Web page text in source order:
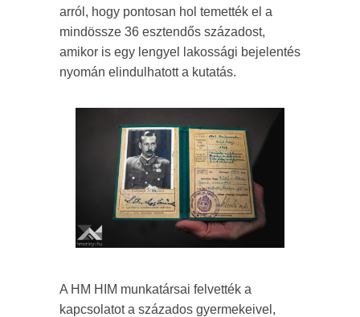
arról, hogy pontosan hol temették el a
mindössze 36 esztendős századost,
amikor is egy lengyel lakossági bejelentés
nyomán elindulhatott a kutatás.
A HM HIM munkatársai felvették a
kapcsolatot a százados gyermekeivel,